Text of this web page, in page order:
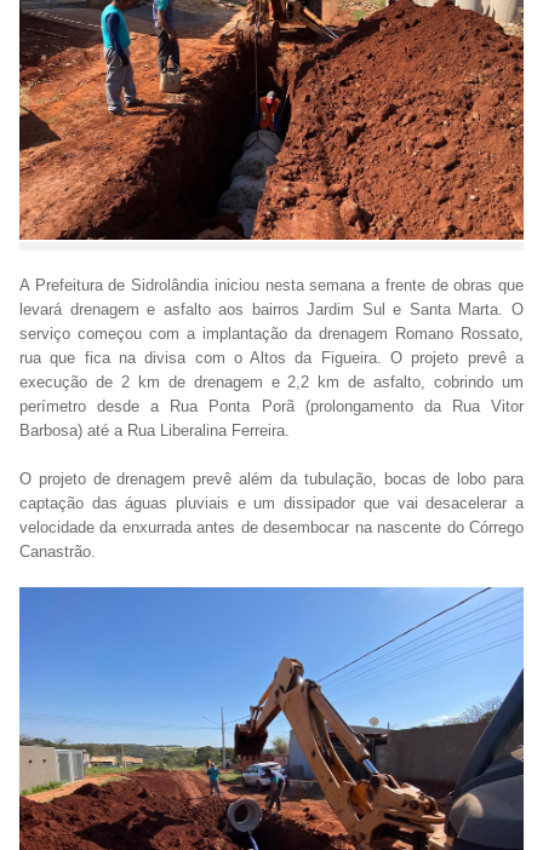
A Prefeitura de Sidrolândia iniciou nesta semana a frente de obras que
levará drenagem e asfalto aos bairros Jardim Sul e Santa Marta. O
serviço começou com a implantação da drenagem Romano Rossato,
rua que fica na divisa com o Altos da Figueira. O projeto prevê a
execução de 2 km de drenagem e 2,2 km de asfalto, cobrindo um
perímetro desde a Rua Ponta Porã (prolongamento da Rua Vitor
Barbosa) até a Rua Liberalina Ferreira.
O projeto de drenagem prevê além da tubulação, bocas de lobo para
captação das águas pluviais e um dissipador que vai desacelerar a
velocidade da enxurrada antes de desembocar na nascente do Córrego
Canastrão.